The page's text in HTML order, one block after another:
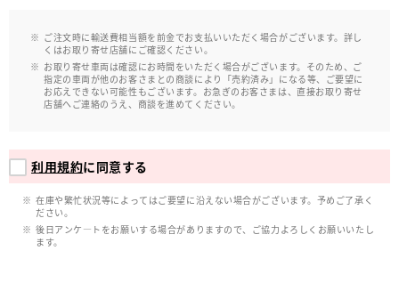
ご注文時に輸送費相当額を前金でお支払いいただく場合がございます。詳し
くはお取り寄せ店舗にご確認ください。
お取り寄せ車両は確認にお時間をいただく場合がございます。そのため、ご
指定の車両が他のお客さまとの商談により「売約済み」になる等、ご要望に
お応えできない可能性もございます。お急ぎのお客さまは、直接お取り寄せ
店舗へご連絡のうえ、商談を進めてください。
利用規約に同意する
在庫や繁忙状況等によってはご要望に沿えない場合がございます。予めご了承く
ださい。
後日アンケ―トをお願いする場合がありますので、ご協力よろしくお願いいたし
ます。